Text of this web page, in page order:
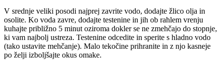
V srednje veliki posodi najprej zavrite vodo, dodajte žlico olja in
osolite. Ko voda zavre, dodajte testenine in jih ob rahlem vrenju
kuhajte približno 5 minut oziroma dokler se ne zmehčajo do stopnje,
ki vam najbolj ustreza. Testenine odcedite in sperite s hladno vodo
(tako ustavite mehčanje). Malo tekočine prihranite in z njo kasneje
po želji izboljšajte okus omake.